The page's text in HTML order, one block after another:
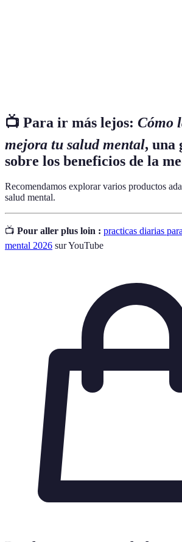
📺 Para ir más lejos: Cómo
mejora tu salud mental, una
sobre los beneficios de la
Recomendamos explorar varios productos
salud mental.
📺 Pour aller plus loin : practicas diarias
mental 2026 sur YouTube